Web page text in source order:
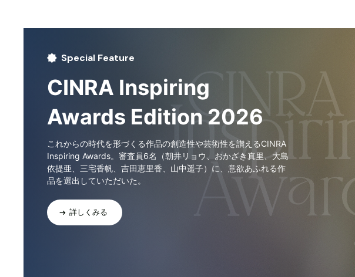
Special Feature
CINRA Inspiring
Awards Edition 2026
これからの時代を形づくる作品の創造性や芸術性を讃えるCINRA
Inspiring Awards。審査員6名（朝井リョウ、おかざき真里、大島
依提亜、三宅香帆、吉田恵里香、山中遥子）に、意欲あふれる作
品を選出していただいた。
詳しくみる